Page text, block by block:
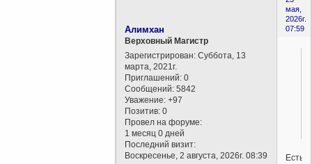
мая,
2026г.
07:59
Алимхан
Верховный Магистр
Зарегистрирован: Суббота, 13
марта, 2021г.
Приглашений: 0
Сообщений: 5842
Уважение: +97
Позитив: 0
Провел на форуме:
1 месяц 0 дней
Последний визит:
Воскресенье, 2 августа, 2026г. 08:39
Есть